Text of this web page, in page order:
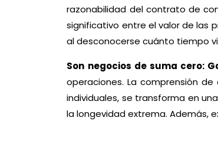
razonabilidad del contrato de
significativo entre el valor de las
al desconocerse cuánto tiempo
Son negocios de suma cero:
operaciones. La comprensión
individuales, se transforma en
la longevidad extrema. Además,